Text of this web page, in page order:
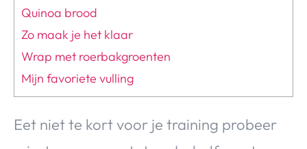
Quinoa brood
Zo maak je het klaar
Wrap met roerbakgroenten
Mijn favoriete vulling
Eet niet te kort voor je training probeer